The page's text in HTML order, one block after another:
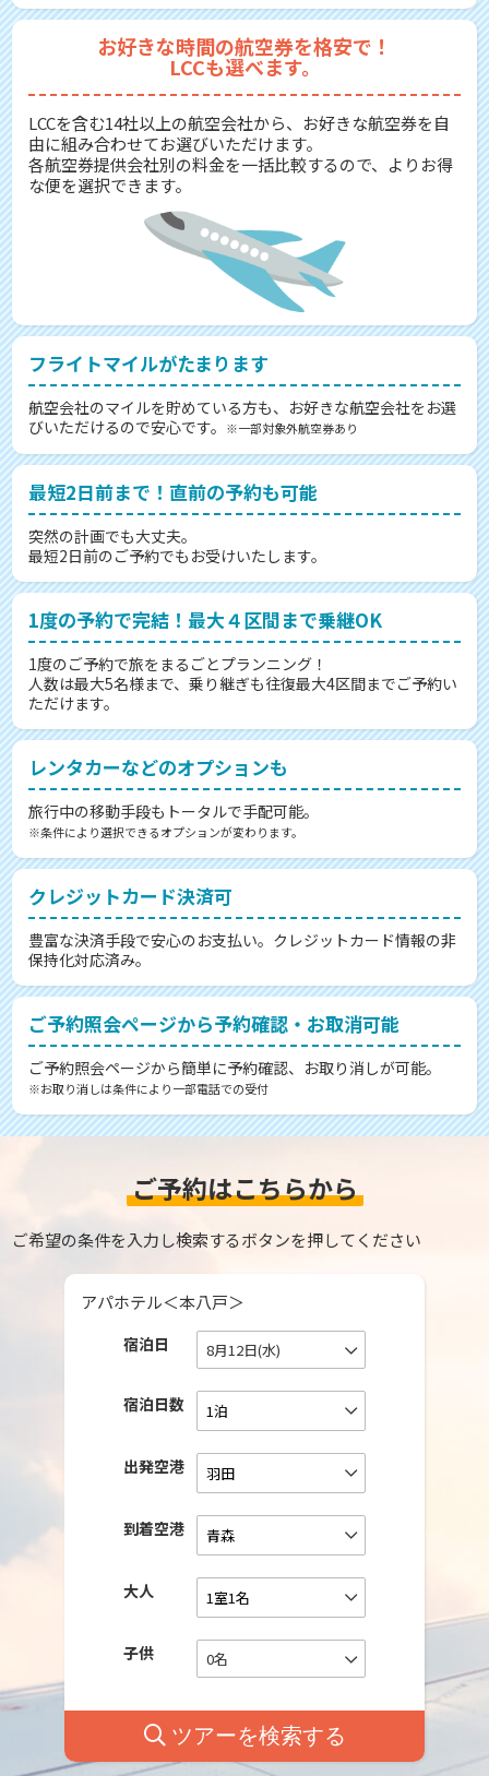
お好きな時間の航空券を格安で！
LCCも選べます。
LCCを含む14社以上の航空会社から、お好きな航空券を自
由に組み合わせてお選びいただけます。
各航空券提供会社別の料金を一括比較するので、よりお得
な便を選択できます。
フライトマイルがたまります
航空会社のマイルを貯めている方も、お好きな航空会社をお選
びいただけるので安心です。
※一部対象外航空券あり
最短2日前まで！直前の予約も可能
突然の計画でも大丈夫。
最短2日前のご予約でもお受けいたします。
1度の予約で完結！最大４区間まで乗継OK
1度のご予約で旅をまるごとプランニング！
人数は最大5名様まで、乗り継ぎも往復最大4区間までご予約い
ただけます。
レンタカーなどのオプションも
旅行中の移動手段もトータルで手配可能。
※条件により選択できるオプションが変わります。
クレジットカード決済可
豊富な決済手段で安心のお支払い。クレジットカード情報の非
保持化対応済み。
ご予約照会ページから予約確認・お取消可能
ご予約照会ページから簡単に予約確認、お取り消しが可能。
※お取り消しは条件により一部電話での受付
ご予約はこちらから
ご希望の条件を入力し検索するボタンを押してください
アパホテル＜本八戸＞
宿泊日 8月12日(水)
宿泊日数
出発空港
到着空港
大人
子供 0名